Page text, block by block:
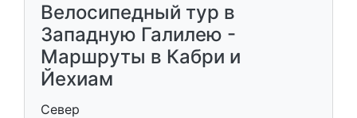
Велосипедный тур в
Западную Галилею -
Маршруты в Кабри и
Йехиам
Север